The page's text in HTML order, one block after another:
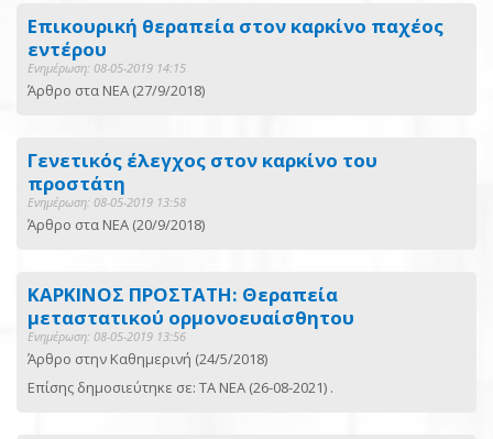
Επικουρική θεραπεία στον καρκίνο παχέος
εντέρου
Ενημέρωση: 08-05-2019 14:15
Άρθρο στα ΝΕΑ (27/9/2018)
Γενετικός έλεγχος στον καρκίνο του
προστάτη
Ενημέρωση: 08-05-2019 13:58
Άρθρο στα ΝΕΑ (20/9/2018)
ΚΑΡΚΙΝΟΣ ΠΡΟΣΤΑΤΗ: Θεραπεία
μεταστατικού ορμονοευαίσθητου
Ενημέρωση: 08-05-2019 13:56
Άρθρο στην Καθημερινή (24/5/2018)
Επίσης δημοσιεύτηκε σε: ΤΑ ΝΕΑ (26-08-2021) .